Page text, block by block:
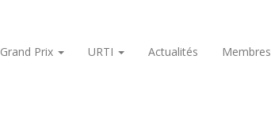
Grand Prix URTI Actualités Membres